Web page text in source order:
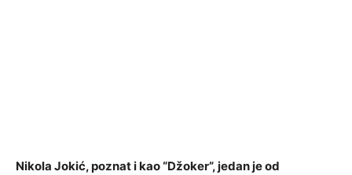
Nikola Jokić, poznat i kao “Džoker”, jedan je od